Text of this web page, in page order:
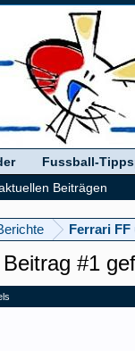
Ferrari FF
#1
Beiträgen
Fussball-